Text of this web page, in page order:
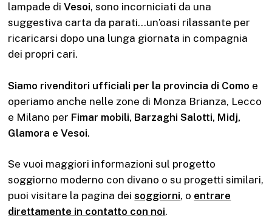
lampade diVesoi, sono incorniciati da una
suggestiva carta da parati…un’oasi rilassante per
ricaricarsi dopo una lunga giornata in compagnia
dei propri cari.
Siamo rivenditori ufficiali per la provincia di Como e
operiamo anche nelle zone di Monza Brianza, Lecco
e Milano per Fimar mobili, Barzaghi Salotti, Midj,
Glamora e Vesoi.
Se vuoi maggiori informazioni sul progetto
soggiorno moderno con divano o su progetti similari,
puoi visitare la pagina deisoggiorni, o entrare
direttamente in contatto con noi.